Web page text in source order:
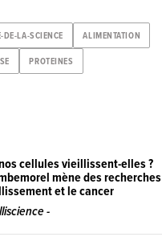
DE-LA-SCIENCE ALIMENTATION
PROTEINES
cellules vieillissent-elles ?
mène des recherches
et le cancer
-